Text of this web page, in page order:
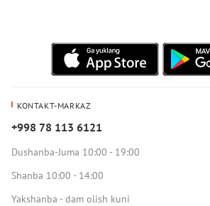
KONTAKT-MARKAZ
+998 78 113 6121
Dushanba-Juma 10:00 - 19:00
Shanba 10:00 - 14:00
Yakshanba - dam olish kuni